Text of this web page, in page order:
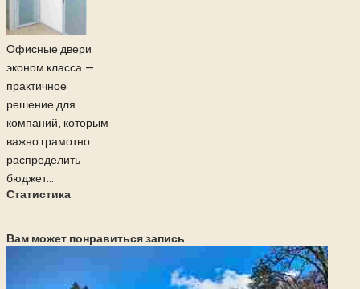
Офисные двери
эконом класса —
практичное
решение для
компаний, которым
важно грамотно
распределить
бюджет...
Статистика
Вам может понравиться запись